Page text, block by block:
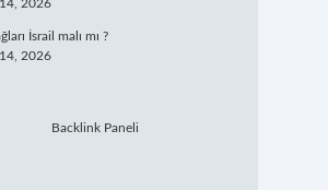
2026
İsrail malı mı ?
2026